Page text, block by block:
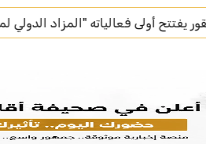
الصقور 2026" أمانة